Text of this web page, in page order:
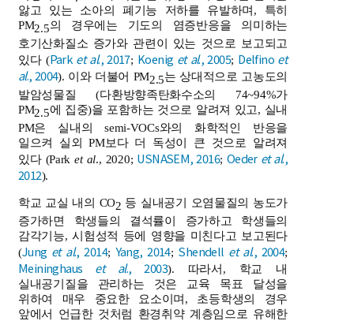
앓고 있는 소아의 폐기능 저하를 유발하며, 특히
PM2.5의 경우에는 기도의 염증반응을 의미하는
호기산화질소 증가와 관련이 있는 것으로 보고되고
있다 (Park et al., 2017; Koenig et al., 2005; Delfino et
al., 2004). 이와 더불어 PM2.5는 상대적으로 고농도의
발암성물질 (다환방향족탄화수소의 74~94%가
PM2.5에 집중)을 포함하는 것으로 알려져 있고, 실내
PM은 실내의 semi-VOCs와의 화학적인 반응을
일으켜 실외 PM보다 더 독성이 큰 것으로 알려져
있다 (Parket al., 2020; USNASEM, 2016; Oeder et al.,
2012).
학교 교실 내의 CO2 등 실내공기 오염물질의 농도가
증가하면 학생들의 결석률이 증가하고 학생들의
감각기능, 시험성적 등에 영향을 미친다고 보고된다
(Jung et al., 2014;Yang, 2014;Shendell et al., 2004;
Meininghaus et al., 2003). 따라서, 학교 내
실내공기질을 관리하는 것은 교육 목표 달성을
위하여 매우 중요한 요소이며, 초등학생의 경우
앞에서 언급한 것처럼 환경취약 계층임으로 유해한